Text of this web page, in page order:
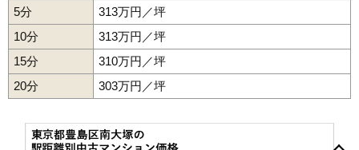
シティハウス南大塚テラス
住所 東京都豊島区南大塚1丁目
交通
(191.4万円/㎡~199.4万円/㎡)
5分
313万円／坪
10分
313万円／坪
15分
310万円／坪
20分
303万円／坪